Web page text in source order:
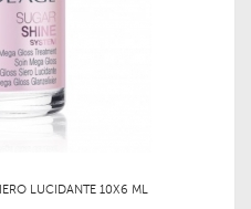
LUCIDANTE 10X6 ML